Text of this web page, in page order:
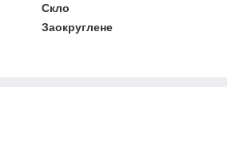
Скло
Заокруглене